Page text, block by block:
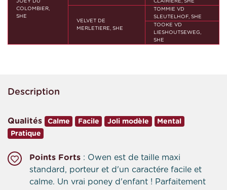
COLOMBIER,
SHE
VELVET DE
MERLETIERE, SHE
TOMMIE VD
SLEUTELHOF, SHE
TOOKE VD
LIESHOUTSEWEG,
SHE
Description
Qualités Calme Facile Joli modèle
Mental
Pratique
Points Forts : Owen est de taille maxi
standard, porteur et d'un caractére facile et
calme. Un vrai poney d'enfant ! Parfaitement